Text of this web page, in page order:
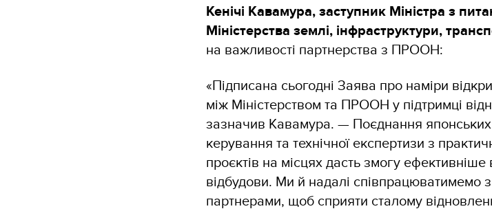
Кенічі Кавамура, заступник Міністра з
Міністерства землі, інфраструктури,
на важливості партнерства з ПРООН:
«Підписана сьогодні Заява про наміри
між Міністерством та ПРООН у підтримці
зазначив Кавамура. — Поєднання японських
керування та технічної експертизи з
проєктів на місцях дасть змогу ефективніше
відбудови. Ми й надалі співпрацюватимемо
партнерами, щоб сприяти сталому